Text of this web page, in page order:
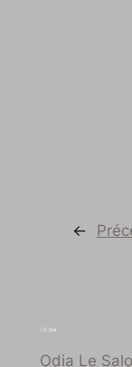
←
Odia Le